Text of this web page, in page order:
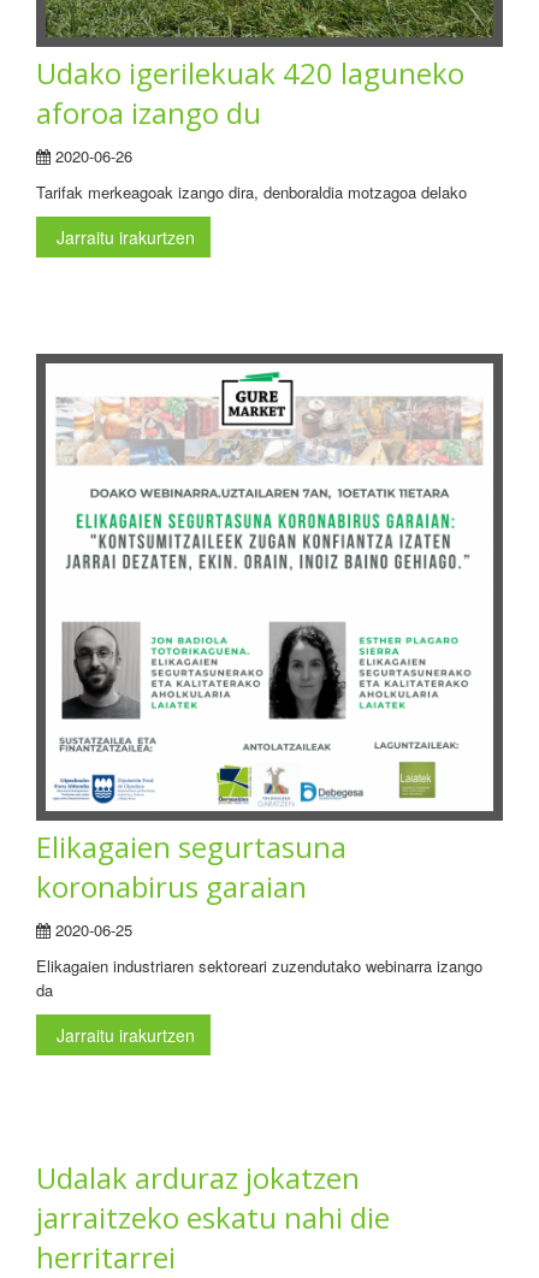
Udako igerilekuak 420 laguneko
aforoa izango du
2020-06-26
Tarifak merkeagoak izango dira, denboraldia motzagoa delako
Jarraitu irakurtzen
Elikagaien segurtasuna
koronabirus garaian
2020-06-25
Elikagaien industriaren sektoreari zuzendutako webinarra izango
da
Jarraitu irakurtzen
Udalak arduraz jokatzen
jarraitzeko eskatu nahi die
herritarrei